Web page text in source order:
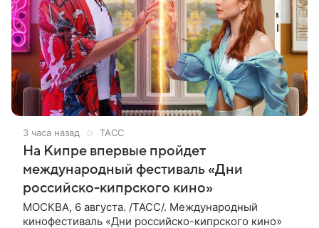
3 часа назад ТАСС
На Кипре впервые пройдет
международный фестиваль «Дни
российско-кипрского кино»
МОСКВА, 6 августа. /ТАСС/. Международный
кинофестиваль «Дни российско-кипрского кино»